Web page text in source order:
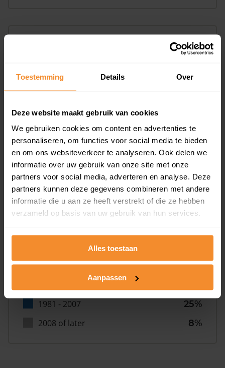
Toestemming Details Over
Deze website maakt gebruik van cookies
We gebruiken cookies om content en advertenties te
personaliseren, om functies voor social media te bieden
en om ons websiteverkeer te analyseren. Ook delen we
informatie over uw gebruik van onze site met onze
partners voor social media, adverteren en analyse. Deze
partners kunnen deze gegevens combineren met andere
informatie die u aan ze heeft verstrekt of die ze hebben
verzameld op basis van uw gebruik van hun services.
Alles toestaan
Aanpassen
aandeel van totale woningen
Bouwjaar
T/m 1945
28%
1981 - 2007
25%
2008 of later
8%